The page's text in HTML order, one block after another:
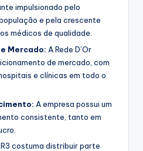
impulsionado pelo
e pela crescente
médicos de qualidade.
Mercado: A Rede D’Or
de mercado, com
e clínicas em todo o
A empresa possui um
consistente, tanto em
costuma distribuir parte